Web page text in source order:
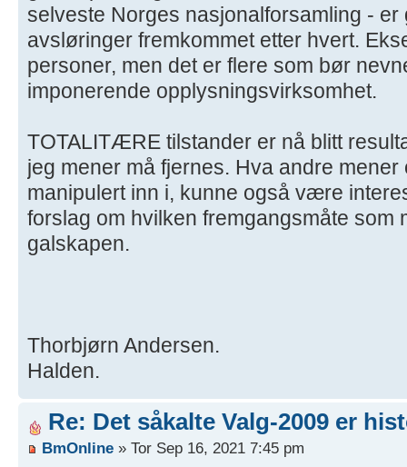
selveste Norges nasjonalforsamling - er
avsløringer fremkommet etter hvert.
personer, men det er flere som bør
imponerende opplysningsvirksomhet.
TOTALITÆRE tilstander er nå blitt
jeg mener må fjernes. Hva andre
manipulert inn i, kunne også være
forslag om hvilken fremgangsmåte som
galskapen.
Thorbjørn Andersen.
Halden.
Re: Det såkalte Valg-2009 er
BmOnline » Tor Sep 16, 2021 7:45 pm